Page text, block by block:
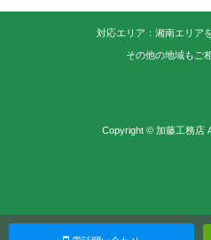
対応エリア：湘南エリア
その他の地域もご
Copyright © 加藤工務店